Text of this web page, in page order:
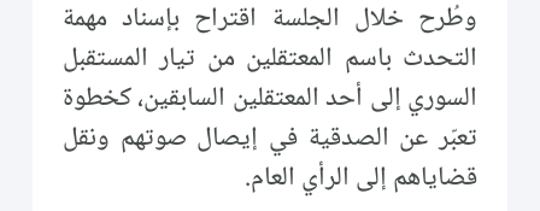
وطُرح خلال الجلسة اقتراح بإسناد مهمة
التحدث باسم المعتقلين من تيار المستقبل
السوري إلى أحد المعتقلين السابقين، كخطوة
تعبّر عن الصدقية في إيصال صوتهم ونقل
قضاياهم إلى الرأي العام.